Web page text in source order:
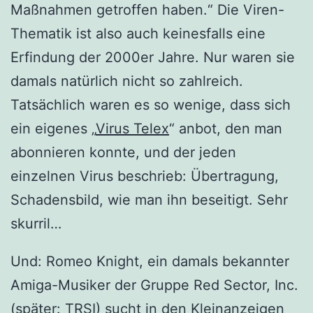
Maßnahmen getroffen haben.“ Die Viren-
Thematik ist also auch keinesfalls eine
Erfindung der 2000er Jahre. Nur waren sie
damals natürlich nicht so zahlreich.
Tatsächlich waren es so wenige, dass sich
ein eigenes „Virus Telex“ anbot, den man
abonnieren konnte, und der jeden
einzelnen Virus beschrieb: Übertragung,
Schadensbild, wie man ihn beseitigt. Sehr
skurril…
Und: Romeo Knight, ein damals bekannter
Amiga-Musiker der Gruppe Red Sector, Inc.
(später: TRSI) sucht in den Kleinanzeigen